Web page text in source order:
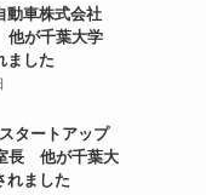
動車株式会社
が千葉大学
ました
タートアップ
長 他が千葉大
れました